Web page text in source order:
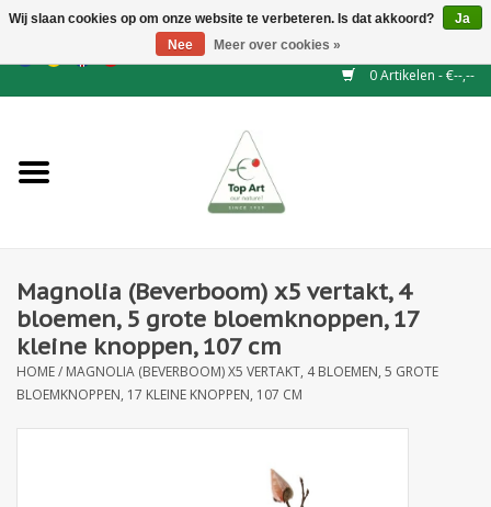
EUR/GBP/CHF
0 Artikelen - €--,--
NIEUW
Binderij
Kunstbloemen
Magnolia (Beverboom) x5 vertakt, 4
bloemen, 5 grote bloemknoppen, 17
kleine knoppen, 107 cm
HOME/ MAGNOLIA (BEVERBOOM) X5 VERTAKT, 4 BLOEMEN, 5 GROTE
BLOEMKNOPPEN, 17 KLEINE KNOPPEN, 107 CM
Wij slaan cookies op om onze website te verbeteren. Is dat akkoord?
Ja
Nee
Meer over cookies »